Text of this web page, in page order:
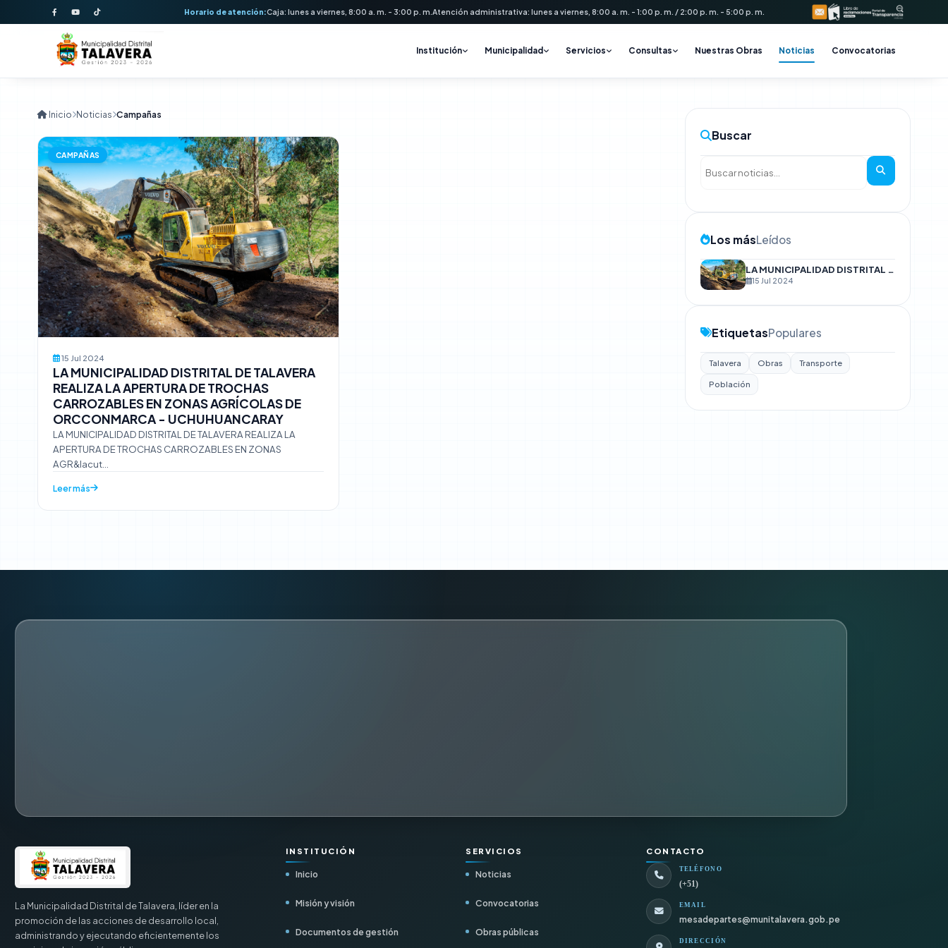
Horario de atención:Caja: lunes a viernes, 8:00 a. m. - 3:00 p. m.Atención administrativa: lunes a viernes, 8:00 a. m. - 1:00 p. m. / 2:00 p. m. - 5:00 p. m.
Institución Municipalidad Servicios Consultas Nuestras Obras Noticias Convocatorias
Inicio Noticias Campañas
CAMPAÑAS
15 Jul 2024
LA MUNICIPALIDAD DISTRITAL DE TALAVERA
REALIZA LA APERTURA DE TROCHAS
CARROZABLES EN ZONAS AGRÍCOLAS DE
ORCCONMARCA - UCHUHUANCARAY
LA MUNICIPALIDAD DISTRITAL DE TALAVERA REALIZA LA
APERTURA DE TROCHAS CARROZABLES EN ZONAS
AGR&Iacut...
Leer más
Buscar
Los másLeídos
LA MUNICIPALIDAD DISTRITAL DE TALAVERA REALIZA LA APERTURA DE TROCHAS CARROZABLES EN ZONAS AGRÍCOLAS DE ORCCONMARCA - UCHUHUANCARAY
15 Jul 2024
EtiquetasPopulares
Talavera Obras
Transporte
Población
La Municipalidad Distrital de Talavera, líder en la
promoción de las acciones de desarrollo local,
administrando y ejecutando eficientemente los
INSTITUCIÓN
Inicio
Misión y visión
Documentos de gestión
SERVICIOS
Noticias
Convocatorias
Obras públicas
CONTACTO
TELÉFONO
(+51)
EMAIL
mesadepartes@munitalavera.gob.pe
DIRECCIÓN